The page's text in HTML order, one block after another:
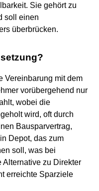
Sie gehört zu
soll einen
überbrücken.
Vereinbarung mit dem
vorübergehend nur
wobei die
wird, oft durch
Bausparvertrag,
Depot, das zum
soll, was bei
zu Direkter
erreichte Sparziele